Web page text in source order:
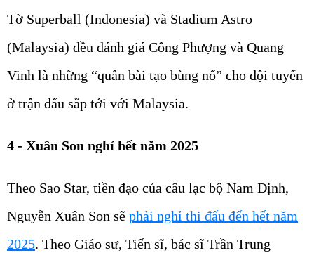
Tờ Superball (Indonesia) và Stadium Astro
(Malaysia) đều đánh giá Công Phượng và Quang
Vinh là những “quân bài tạo bùng nổ” cho đội tuyển
ở trận đấu sắp tới với Malaysia.
4 - Xuân Son nghỉ hết năm 2025
Theo Sao Star, tiền đạo của câu lạc bộ Nam Định,
Nguyễn Xuân Son sẽ phải nghỉ thi đấu đến hết năm
2025. Theo Giáo sư, Tiến sĩ, bác sĩ Trần Trung